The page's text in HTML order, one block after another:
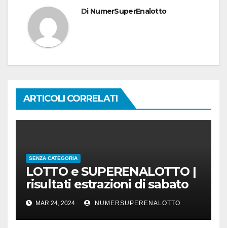
Di NumerSuperEnalotto
ARTICOLI CORRELATI
SENZA CATEGORIA
LOTTO e SUPERENALOTTO |
risultati estrazioni di sabato
23 marzo 2024
MAR 24, 2024 NUMERSUPERENALOTTO